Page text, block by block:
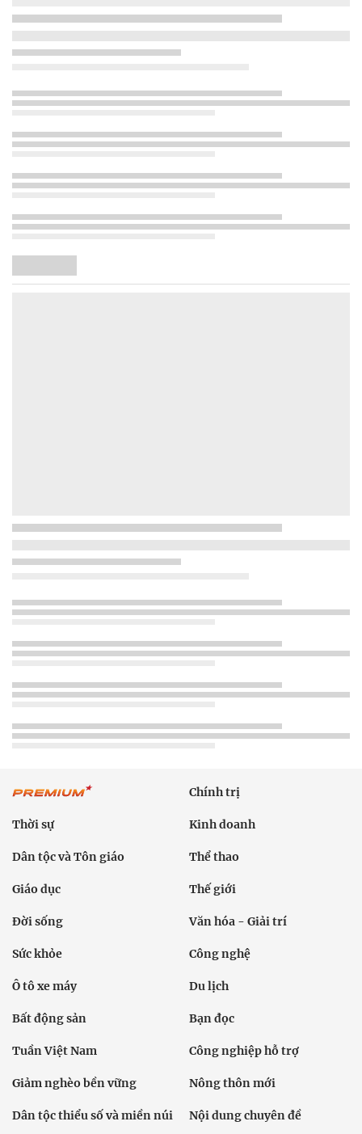
Chính trị
Thời sự Kinh doanh
Dân tộc và Tôn giáo Thể thao
Giáo dục Thế giới
Đời sống Văn hóa - Giải trí
Sức khỏe Công nghệ
Ô tô xe máy Du lịch
Bất động sản Bạn đọc
Tuần Việt Nam Công nghiệp hỗ trợ
Giảm nghèo bền vững Nông thôn mới
Dân tộc thiểu số và miền núi Nội dung chuyên đề